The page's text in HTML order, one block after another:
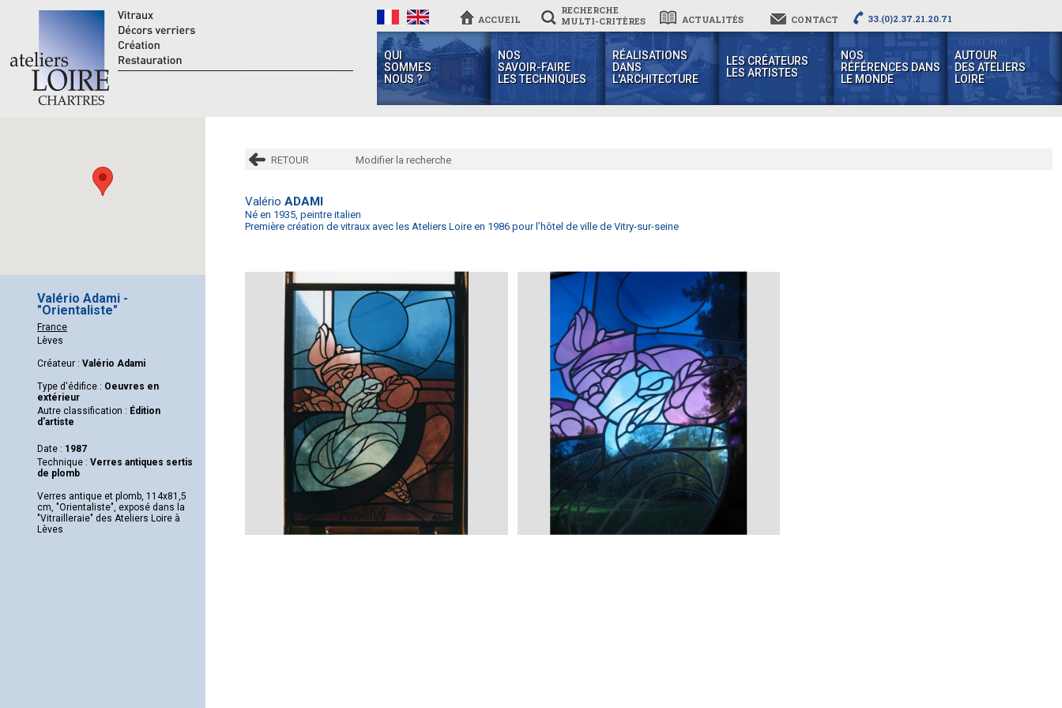
ACCUEIL
RECHERCHE
MULTI-CRITÈRES
ACTUALITÉS CONTACT 33.(0)2.37.21.20.71
QUI
SOMMES
NOUS ?
NOS
SAVOIR-FAIRE
LES TECHNIQUES
RÉALISATIONS
DANS
L'ARCHITECTURE
LES CRÉATEURS
LES ARTISTES
NOS
RÉFÉRENCES DANS
LE MONDE
AUTOUR
DES ATELIERS
LOIRE
Valério Adami -
"Orientaliste"
France
Lèves
Créateur : Valério Adami
Type d'édifice : Oeuvres en
extérieur
Autre classification : Édition
d'artiste
Date : 1987
Technique : Verres antiques sertis
de plomb
Verres antique et plomb, 114x81,5
cm, "Orientaliste", exposé dans la
"Vitrailleraie" des Ateliers Loire à
Lèves
RETOUR Modifier la recherche
Valério ADAMI
Né en 1935, peintre italien
Première création de vitraux avec les Ateliers Loire en 1986 pour l’hôtel de ville de Vitry-sur-seine